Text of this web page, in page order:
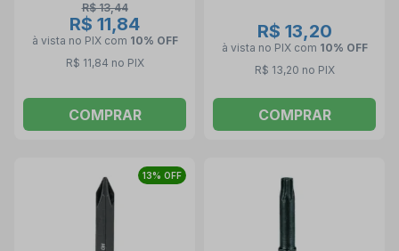
R$ 13,44
R$ 11,84
à vista no PIX com 10% OFF
R$ 11,84 no PIX
COMPRAR
R$ 13,20
à vista no PIX com 10% OFF
R$ 13,20 no PIX
COMPRAR
13% OFF